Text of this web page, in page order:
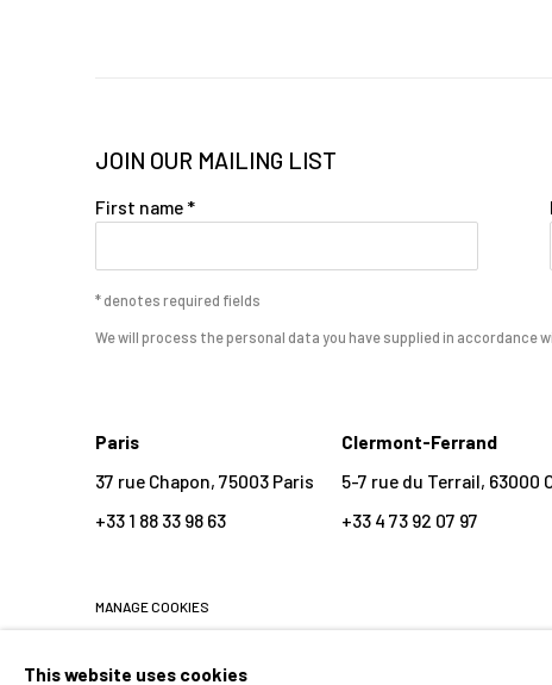
JOIN OUR MAILING LIST
First name *
* denotes required fields
We will process the personal data you have supplied in accordance
Paris
37 rue Chapon, 75003 Paris
+33 1 88 33 98 63
Clermont-Ferrand
5-7 rue du Terrail, 63000
+33 4 73 92 07 97
MANAGE COOKIES
This website uses cookies